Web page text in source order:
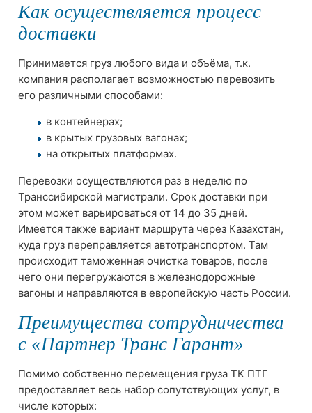
Как осуществляется процесс
доставки
Принимается груз любого вида и объёма, т.к.
компания располагает возможностью перевозить
его различными способами:
в контейнерах;
в крытых грузовых вагонах;
на открытых платформах.
Перевозки осуществляются раз в неделю по
Транссибирской магистрали. Срок доставки при
этом может варьироваться от 14 до 35 дней.
Имеется также вариант маршрута через Казахстан,
куда груз переправляется автотранспортом. Там
происходит таможенная очистка товаров, после
чего они перегружаются в железнодорожные
вагоны и направляются в европейскую часть России.
Преимущества сотрудничества
с «Партнер Транс Гарант»
Помимо собственно перемещения груза ТК ПТГ
предоставляет весь набор сопутствующих услуг, в
числе которых: